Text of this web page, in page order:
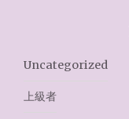
Uncategorized
上級者